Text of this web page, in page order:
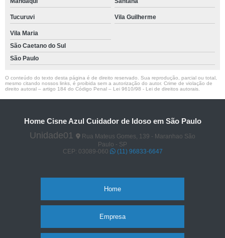
Tucuruvi Vila Guilherme
Vila Maria
São Caetano do Sul
São Paulo
O conteúdo do texto desta página é de direito reservado. Sua reprodução, parcial ou total,
mesmo citando nossos links, é proibida sem a autorização do autor. Crime de violação de
direito autoral – artigo 184 do Código Penal – Lei 9610/98 - Lei de direitos autorais.
Home Cisne Azul Cuidador de Idoso em São Paulo
Unidade01
Rua Mateus Gomes, 139 - Maranhao São
Paulo - SP
CEP: 03089-060
(11) 96833-6647
Home
Empresa